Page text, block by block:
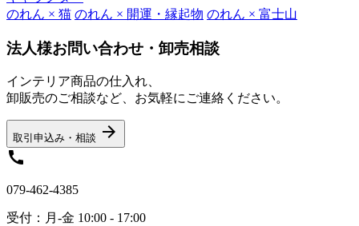
のれん × 猫 のれん × 開運・縁起物 のれん × 富士山
法人様お問い合わせ・卸売相談
インテリア商品の仕入れ、
卸販売のご相談など、お気軽にご連絡ください。
取引申込み・相談 arrow_forward
call
079-462-4385
受付：月-金 10:00 - 17:00